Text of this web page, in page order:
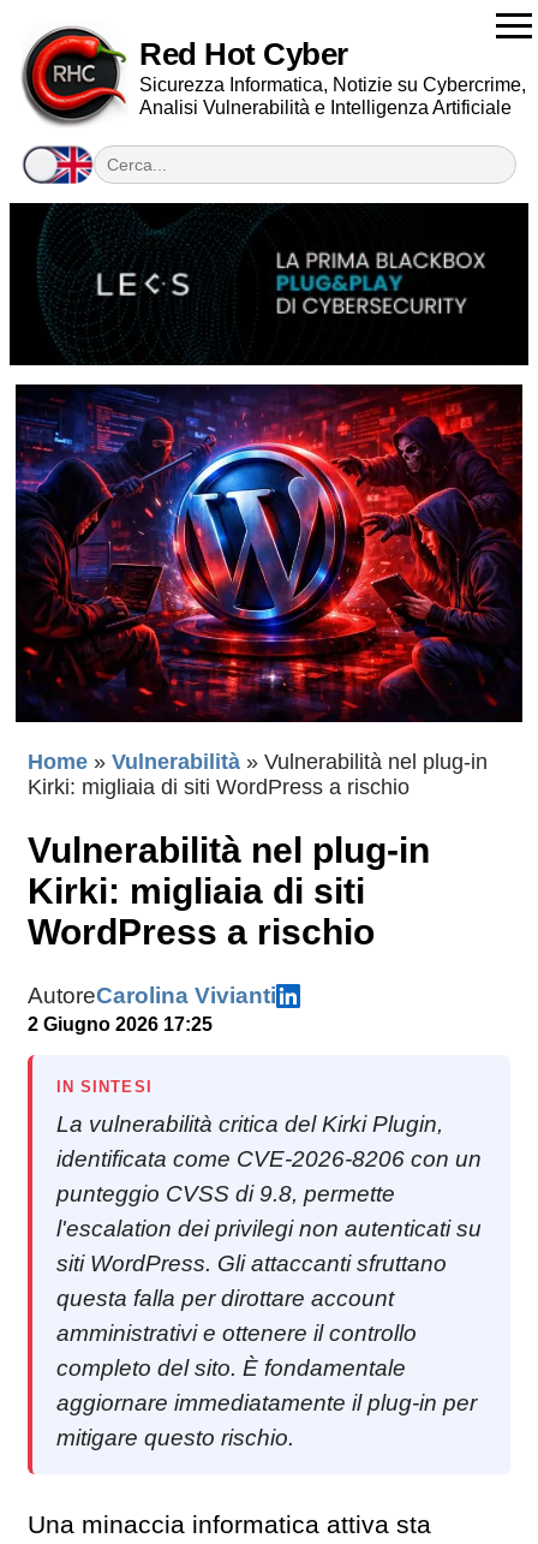
Red Hot Cyber
Sicurezza Informatica, Notizie su Cybercrime,
Analisi Vulnerabilità e Intelligenza Artificiale
Home » Vulnerabilità » Vulnerabilità nel plug-in
Kirki: migliaia di siti WordPress a rischio
Vulnerabilità nel plug-in
Kirki: migliaia di siti
WordPress a rischio
AutoreCarolina Vivianti
2 Giugno 2026 17:25
IN SINTESI
La vulnerabilità critica del Kirki Plugin,
identificata come CVE-2026-8206 con un
punteggio CVSS di 9.8, permette
l'escalation dei privilegi non autenticati su
siti WordPress. Gli attaccanti sfruttano
questa falla per dirottare account
amministrativi e ottenere il controllo
completo del sito. È fondamentale
aggiornare immediatamente il plug-in per
mitigare questo rischio.
Una minaccia informatica attiva sta